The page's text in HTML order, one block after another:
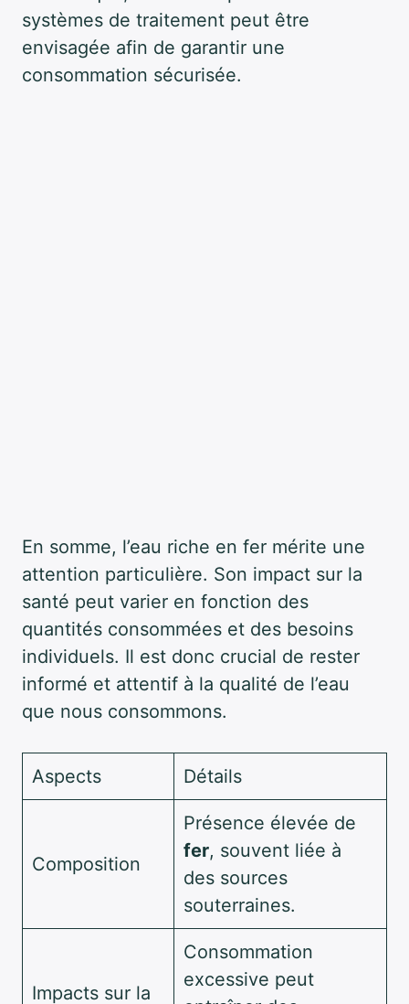
systèmes de traitement peut être
envisagée afin de garantir une
consommation sécurisée.
En somme, l’eau riche en fer mérite une
attention particulière. Son impact sur la
santé peut varier en fonction des
quantités consommées et des besoins
individuels. Il est donc crucial de rester
informé et attentif à la qualité de l’eau
que nous consommons.
Aspects Détails
Composition
Présence élevée de
fer, souvent liée à
des sources
souterraines.
Impacts sur la
Consommation
excessive peut